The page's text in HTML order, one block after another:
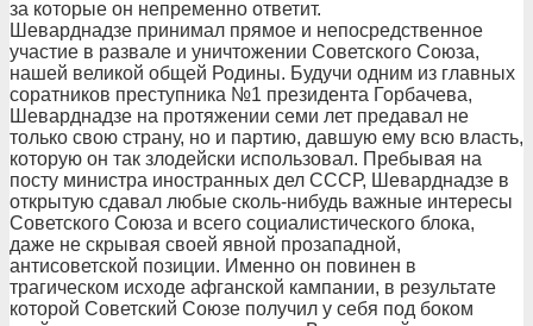
за которые он непременно ответит.
Шеварднадзе принимал прямое и непосредственное
участие в развале и уничтожении Советского Союза,
нашей великой общей Родины. Будучи одним из главных
соратников преступника №1 президента Горбачева,
Шеварднадзе на протяжении семи лет предавал не
только свою страну, но и партию, давшую ему всю власть,
которую он так злодейски использовал. Пребывая на
посту министра иностранных дел СССР, Шеварднадзе в
открытую сдавал любые сколь-нибудь важные интересы
Советского Союза и всего социалистического блока,
даже не скрывая своей явной прозападной,
антисоветской позиции. Именно он повинен в
трагическом исходе афганской кампании, в результате
которой Советский Союзе получил у себя под боком